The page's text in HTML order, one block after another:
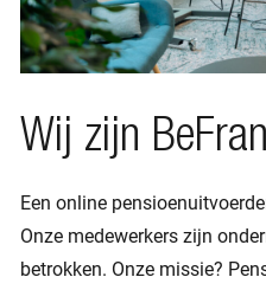
Wij zijn
Een online
Onze medewerkers zijn
betrokken. Onze missie?